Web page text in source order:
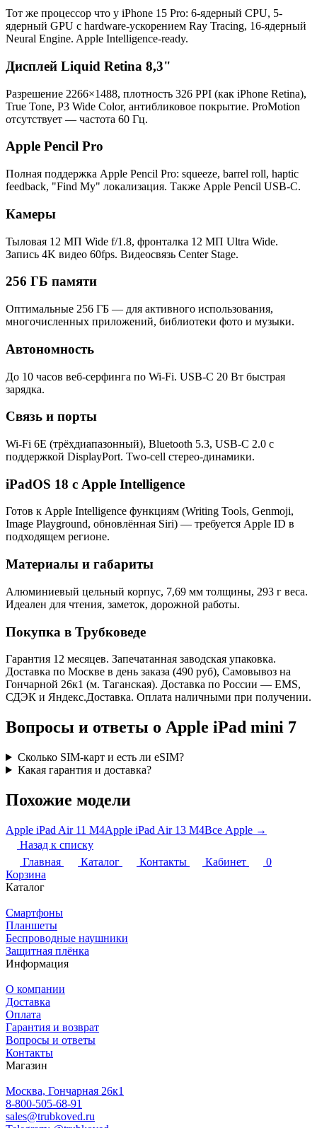
Тот же процессор что у iPhone 15 Pro: 6-ядерный CPU, 5-
ядерный GPU с hardware-ускорением Ray Tracing, 16-ядерный
Neural Engine. Apple Intelligence-ready.
Дисплей Liquid Retina 8,3"
Разрешение 2266×1488, плотность 326 PPI (как iPhone Retina),
True Tone, P3 Wide Color, антибликовое покрытие. ProMotion
отсутствует — частота 60 Гц.
Apple Pencil Pro
Полная поддержка Apple Pencil Pro: squeeze, barrel roll, haptic
feedback, "Find My" локализация. Также Apple Pencil USB-C.
Камеры
Тыловая 12 МП Wide f/1.8, фронталка 12 МП Ultra Wide.
Запись 4K видео 60fps. Видеосвязь Center Stage.
256 ГБ памяти
Оптимальные 256 ГБ — для активного использования,
многочисленных приложений, библиотеки фото и музыки.
Автономность
До 10 часов веб-серфинга по Wi-Fi. USB-C 20 Вт быстрая
зарядка.
Связь и порты
Wi-Fi 6E (трёхдиапазонный), Bluetooth 5.3, USB-C 2.0 с
поддержкой DisplayPort. Two-cell стерео-динамики.
iPadOS 18 с Apple Intelligence
Готов к Apple Intelligence функциям (Writing Tools, Genmoji,
Image Playground, обновлённая Siri) — требуется Apple ID в
подходящем регионе.
Материалы и габариты
Алюминиевый цельный корпус, 7,69 мм толщины, 293 г веса.
Идеален для чтения, заметок, дорожной работы.
Покупка в Трубковеде
Гарантия 12 месяцев. Запечатанная заводская упаковка.
Доставка по Москве в день заказа (490 руб), Самовывоз на
Гончарной 26к1 (м. Таганская). Доставка по России — EMS,
СДЭК и Яндекс.Доставка. Оплата наличными при получении.
Вопросы и ответы о Apple iPad mini 7
Сколько SIM-карт и есть ли eSIM?
Какая гарантия и доставка?
Похожие модели
Apple iPad Air 11 M4Apple iPad Air 13 M4Все Apple →
Назад к списку
Главная
Каталог Контакты Кабинет
0
Корзина
Каталог
Смартфоны
Планшеты
Беспроводные наушники
Защитная плёнка
Информация
О компании
Доставка
Оплата
Гарантия и возврат
Вопросы и ответы
Контакты
Магазин
Москва, Гончарная 26к1
8-800-505-68-91
sales@trubkoved.ru